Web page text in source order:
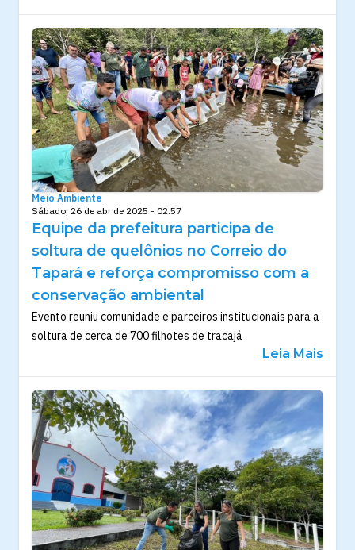
Meio Ambiente
Sábado, 26 de abr de 2025 - 02:57
Equipe da prefeitura participa de
soltura de quelônios no Correio do
Tapará e reforça compromisso com a
conservação ambiental
Evento reuniu comunidade e parceiros institucionais para a
soltura de cerca de 700 filhotes de tracajá
Leia Mais